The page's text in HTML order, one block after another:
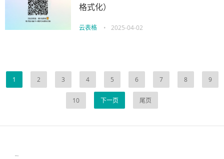
格式化）
云表格 • 2025-04-02
1 2 3 4 5 6 7 8 9
10 下一页 尾页